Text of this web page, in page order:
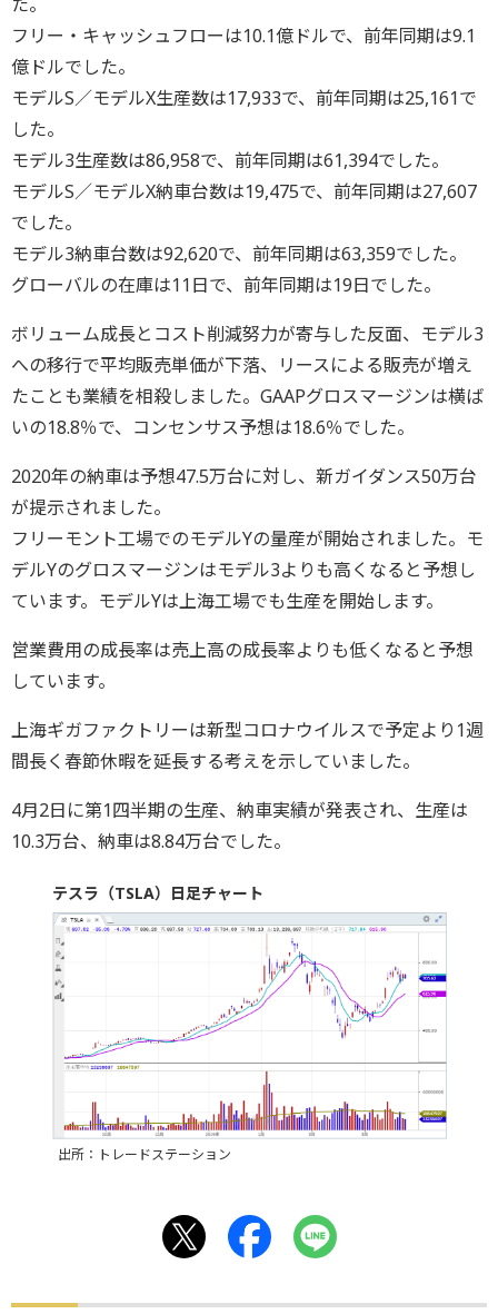
フリー・キャッシュフローは10.1億ドルで、前年同期は9.1
億ドルでした。
モデルS／モデルX生産数は17,933で、前年同期は25,161で
した。
モデル3生産数は86,958で、前年同期は61,394でした。
モデルS／モデルX納車台数は19,475で、前年同期は27,607
でした。
モデル3納車台数は92,620で、前年同期は63,359でした。
グローバルの在庫は11日で、前年同期は19日でした。
ボリューム成長とコスト削減努力が寄与した反面、モデル3
への移行で平均販売単価が下落、リースによる販売が増え
たことも業績を相殺しました。GAAPグロスマージンは横ば
いの18.8％で、コンセンサス予想は18.6％でした。
2020年の納車は予想47.5万台に対し、新ガイダンス50万台
が提示されました。
フリーモント工場でのモデルYの量産が開始されました。モ
デルYのグロスマージンはモデル3よりも高くなると予想し
ています。モデルYは上海工場でも生産を開始します。
営業費用の成長率は売上高の成長率よりも低くなると予想
しています。
上海ギガファクトリーは新型コロナウイルスで予定より1週
間長く春節休暇を延長する考えを示していました。
4月2日に第1四半期の生産、納車実績が発表され、生産は
10.3万台、納車は8.84万台でした。
テスラ（TSLA）日足チャート
出所：トレードステーション